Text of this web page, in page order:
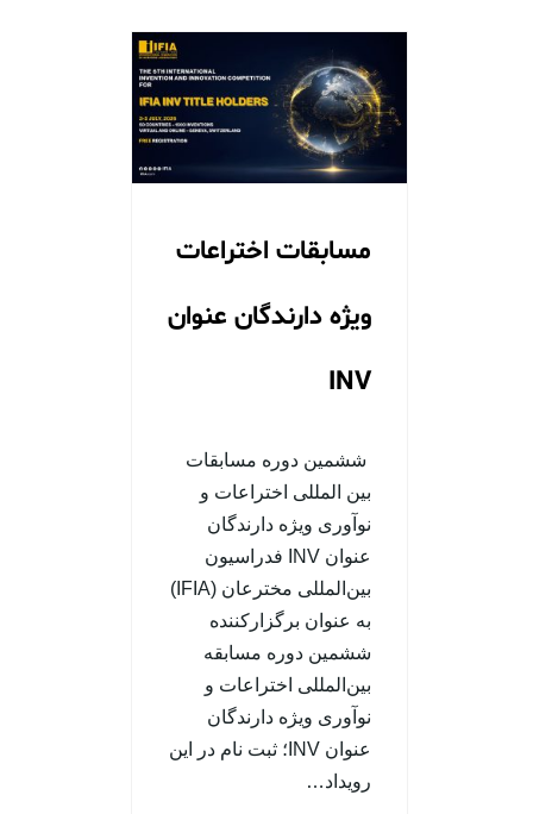
مسابقات اختراعات
ویژه دارندگان عنوان
INV
ششمین دوره مسابقات
بین المللی اختراعات و
نوآوری ويژه دارندگان
عنوان INV فدراسیون
بین‌المللی مخترعان (IFIA)
به عنوان برگزارکننده
ششمین دوره مسابقه
بین‌المللی اختراعات و
نوآوری ویژه دارندگان
عنوان INV؛ ثبت نام در این
رویداد…